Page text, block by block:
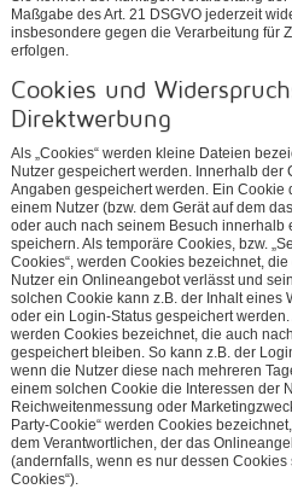
Maßgabe des Art. 21 DSGVO jederzeit
insbesondere gegen die Verarbeitung für
erfolgen.
Cookies und
Direktwerbung
Als „Cookies“ werden kleine Dateien
Nutzer gespeichert werden. Innerhalb
Angaben gespeichert werden. Ein Cookie
einem Nutzer (bzw. dem Gerät auf dem
oder auch nach seinem Besuch innerhalb
speichern. Als temporäre Cookies, bzw.
Cookies“, werden Cookies bezeichnet,
Nutzer ein Onlineangebot verlässt und
solchen Cookie kann z.B. der Inhalt eines
oder ein Login-Status gespeichert werden.
werden Cookies bezeichnet, die auch
gespeichert bleiben. So kann z.B. der
wenn die Nutzer diese nach mehreren
einem solchen Cookie die Interessen der
Reichweitenmessung oder
Party-Cookie“ werden Cookies
dem Verantwortlichen, der das
(andernfalls, wenn es nur dessen Cookies
Cookies“).